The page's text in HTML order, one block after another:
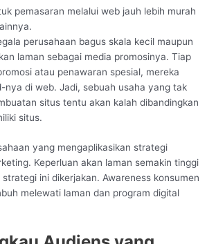
pemasaran melalui web jauh lebih murah
perusahaan bagus skala kecil maupun
laman sebagai media promosinya. Tiap
atau penawaran spesial, mereka
nya di web. Jadi, sebuah usaha yang tak
situs tentu akan kalah dibandingkan
situs.
yang mengaplikasikan strategi
Keperluan akan laman semakin tinggi
ini dikerjakan. Awareness konsumen
melewati laman dan program digital